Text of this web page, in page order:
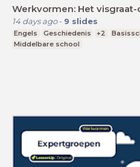
Werkvormen: Het
14 days ago- 9 slides
Engels Geschiedenis +2
Middelbare school